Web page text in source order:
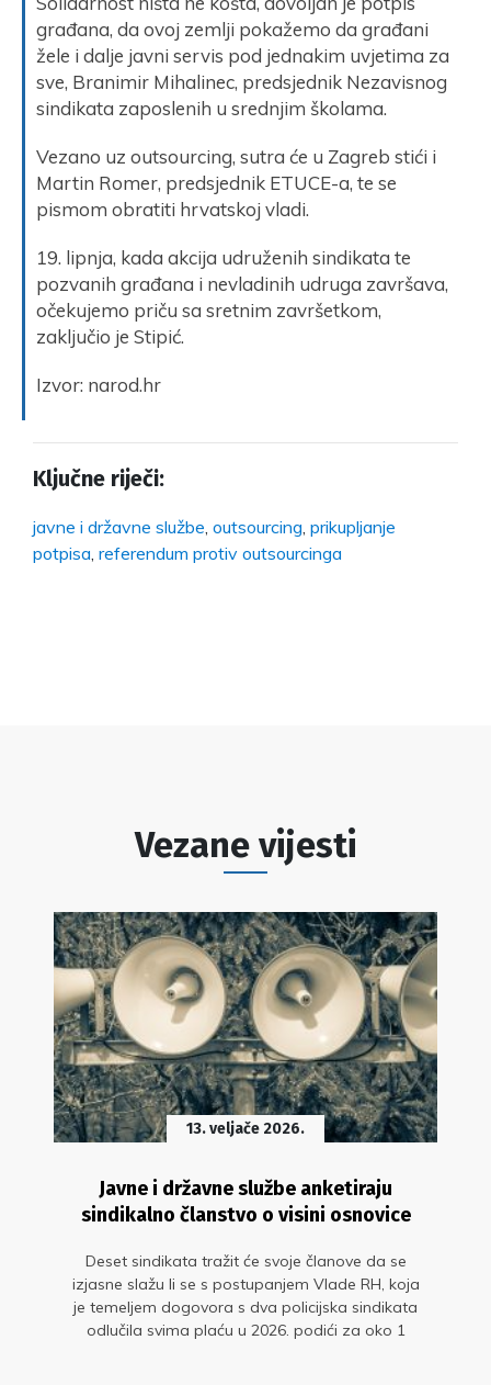
građana, da ovoj zemlji pokažemo da građani
žele i dalje javni servis pod jednakim uvjetima za
sve, Branimir Mihalinec, predsjednik Nezavisnog
sindikata zaposlenih u srednjim školama.
Vezano uz outsourcing, sutra će u Zagreb stići i
Martin Romer, predsjednik ETUCE-a, te se
pismom obratiti hrvatskoj vladi.
19. lipnja, kada akcija udruženih sindikata te
pozvanih građana i nevladinih udruga završava,
očekujemo priču sa sretnim završetkom,
zaključio je Stipić.
Izvor: narod.hr
Ključne riječi:
javne i državne službe outsourcing prikupljanje
potpisa referendum protiv outsourcinga
Vezane vijesti
13. veljače 2026.
Javne i državne službe anketiraju
sindikalno članstvo o visini osnovice
Deset sindikata tražit će svoje članove da se
izjasne slažu li se s postupanjem Vlade RH, koja
je temeljem dogovora s dva policijska sindikata
odlučila svima plaću u 2026. podići za oko 1